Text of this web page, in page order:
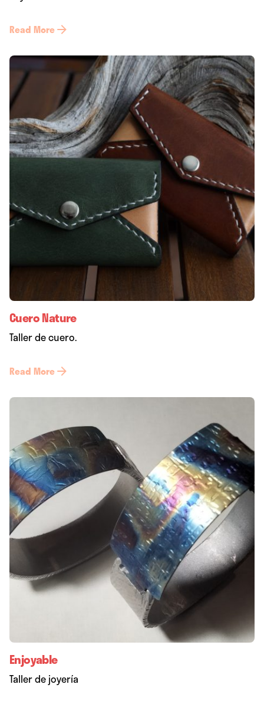
Read More
Cuero Nature
Taller de cuero.
Read More
Enjoyable
Taller de joyería